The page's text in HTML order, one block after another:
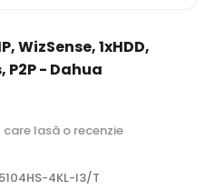
WizSense, 1xHDD,
P2P - Dahua
care lasă o recenzie
4KL-I3/T